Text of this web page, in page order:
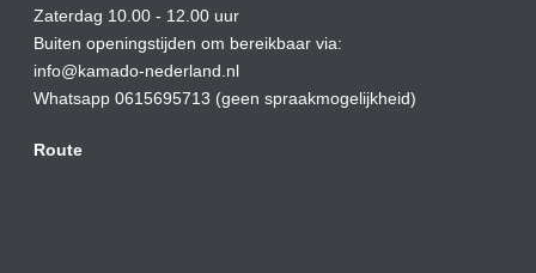
Zaterdag 10.00 - 12.00 uur
Buiten openingstijden om bereikbaar via:
info@kamado-nederland.nl
Whatsapp 0615695713 (geen spraakmogelijkheid)
Route